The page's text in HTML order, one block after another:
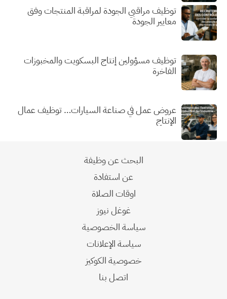
توظيف مراقبي الجودة لمراقبة المنتجات وفق
معايير الجودة
توظيف مسؤولين إنتاج البسكويت والمخبوزات
الفاخرة
عروض عمل في صناعة السيارات… توظيف عمال
الإنتاج
البحث عن وظيفة
عن استفادة
اوقات الصلاة
غوغل نيوز
سياسة الخصوصية
سياسة الإعلانات
خصوصية الكوكيز
اتصل بنا